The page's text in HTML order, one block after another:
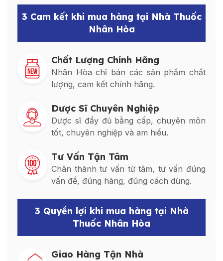
3 Cam kết khi mua hàng tại Nhà Thuốc
Nhân Hòa
Chất Lượng Chính Hãng
Nhân Hòa chỉ bán các sản phẩm chất
lượng, cam kết chính hãng.
Dược Sĩ Chuyên Nghiệp
Dược sĩ đầy đủ bằng cấp, chuyên môn
tốt, chuyên nghiệp và am hiểu.
Tư Vấn Tận Tâm
Chân thành tư vấn từ tâm, tư vấn đúng
vấn đề, đúng hàng, đúng cách dùng.
3 Quyền lợi khi mua hàng tại Nhà
Thuốc Nhân Hòa
Giao Hàng Tận Nhà